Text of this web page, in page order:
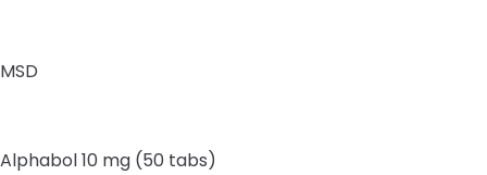
MSD
Alphabol 10 mg (50 tabs)